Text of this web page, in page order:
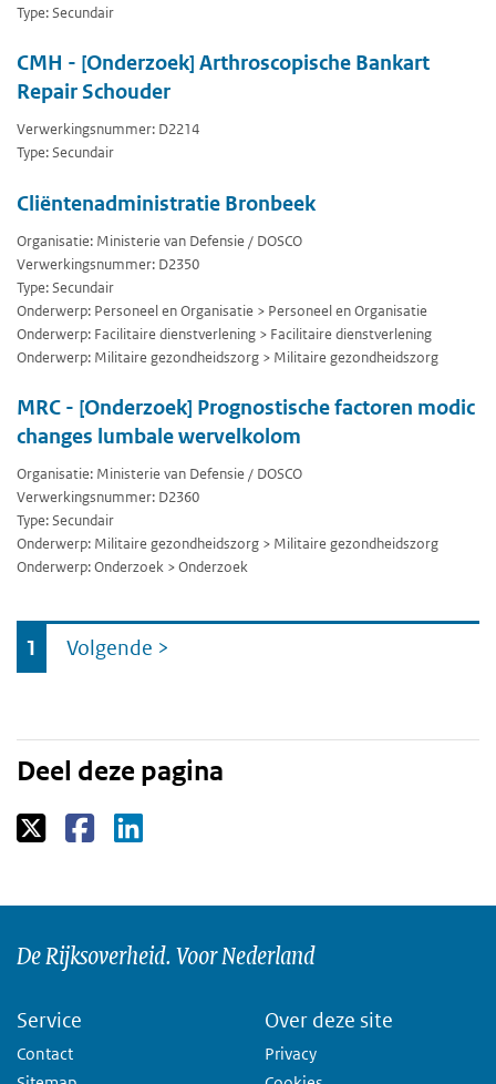
Type: Secundair
CMH - [Onderzoek] Arthroscopische Bankart
Repair Schouder
Verwerkingsnummer: D2214
Type: Secundair
Cliëntenadministratie Bronbeek
Organisatie: Ministerie van Defensie / DOSCO
Verwerkingsnummer: D2350
Type: Secundair
Onderwerp: Personeel en Organisatie > Personeel en Organisatie
Onderwerp: Facilitaire dienstverlening > Facilitaire dienstverlening
Onderwerp: Militaire gezondheidszorg > Militaire gezondheidszorg
MRC - [Onderzoek] Prognostische factoren modic
changes lumbale wervelkolom
Organisatie: Ministerie van Defensie / DOSCO
Verwerkingsnummer: D2360
Type: Secundair
Onderwerp: Militaire gezondheidszorg > Militaire gezondheidszorg
Onderwerp: Onderzoek > Onderzoek
naar
1 Volgende >
Deel deze pagina
De Rijksoverheid. Voor Nederland
Service
Contact
Over deze site
Privacy